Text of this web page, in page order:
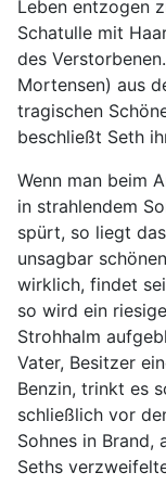
Leben entzogen
Schatulle mit
des
Mortensen) aus
tragischen
beschließt Seth
Wenn man beim
in strahlendem
spürt, so liegt
unsagbar
wirklich, findet
so wird ein
Strohhalm
Vater, Besitzer
Benzin, trinkt es
schließlich vor
Sohnes in Brand,
Seths